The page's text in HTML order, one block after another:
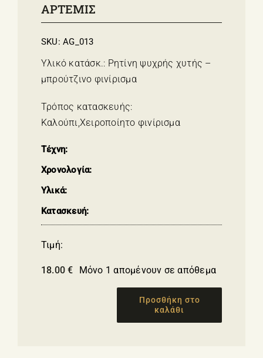
ΑΡΤΕΜΙΣ
SKU:AG_013
Υλικό κατάσκ.: Ρητίνη ψυχρής χυτής –
μπρούτζινο φινίρισμα
Τρόπος κατασκευής:
Καλούπι,Χειροποίητο φινίρισμα
Τέχνη:
Χρονολογία:
Υλικά:
Κατασκευή:
Τιμή:
18.00€ Μόνο 1 απομένουν σε απόθεμα
Προσθήκη στο
καλάθι